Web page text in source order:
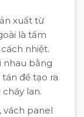
xuất từ
là tấm
nhiệt.
nhau bằng
để tạo ra
lan.
vách panel